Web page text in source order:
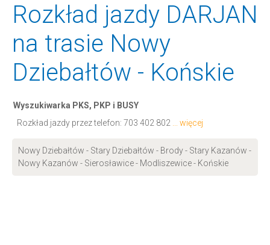
Rozkład jazdy DARJAN
na trasie Nowy
Dziebałtów - Końskie
Wyszukiwarka PKS, PKP i BUSY
Rozkład jazdy przez telefon: 703 402 802 ... więcej
Nowy Dziebałtów - Stary Dziebałtów - Brody - Stary Kazanów -
Nowy Kazanów - Sierosławice - Modliszewice - Końskie